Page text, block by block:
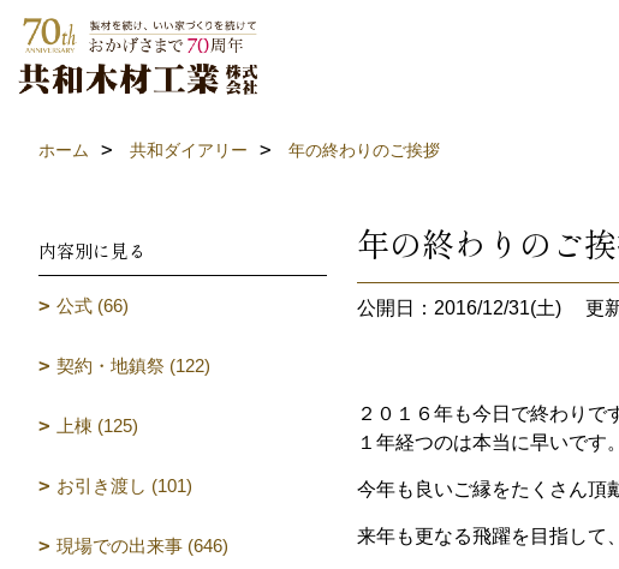
ホーム 共和ダイアリー 年の終わりのご挨拶
年の終わりのご
公開日：2016/12/31(土) 更
２０１６年も今日で終わりで
１年経つのは本当に早いです。
今年も良いご縁をたくさん頂
来年も更なる飛躍を目指して
内容別に見る
公式 (66)
契約・地鎮祭 (122)
上棟 (125)
お引き渡し (101)
現場での出来事 (646)